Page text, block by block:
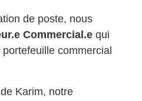
de poste, nous
Commercial.e qui
commercial
Karim, notre